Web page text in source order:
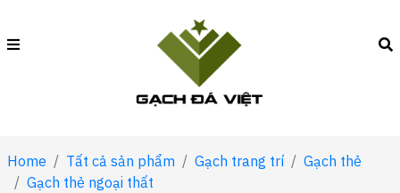
Home Tất cả sản phẩm Gạch trang trí
Gạch thẻ
Gạch thẻ ngoại thất